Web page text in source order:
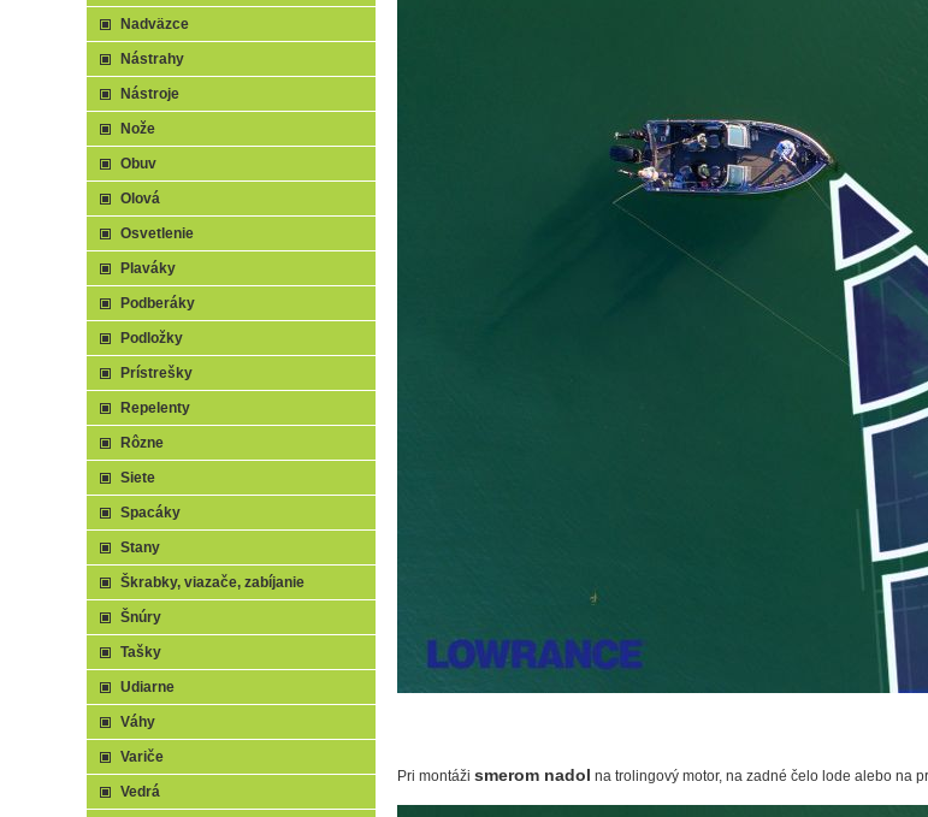
Pri montáži smerom nadol na trolingový motor, na zadné čelo lode alebo na
Nadväzce
Nástrahy
Nástroje
Nože
Obuv
Olová
Osvetlenie
Plaváky
Podberáky
Podložky
Prístrešky
Repelenty
Rôzne
Siete
Spacáky
Stany
Škrabky, viazače, zabíjanie
Šnúry
Tašky
Udiarne
Váhy
Variče
Vedrá